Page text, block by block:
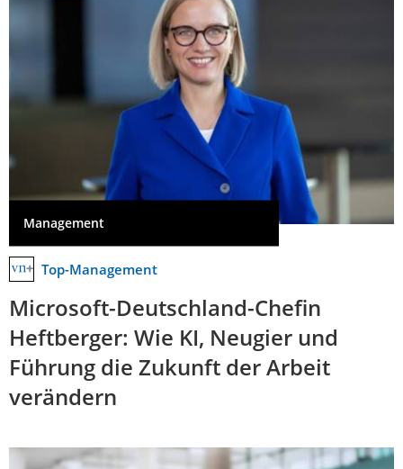
Management
Top-Management
Microsoft-Deutschland-Chefin
Heftberger: Wie KI, Neugier und
Führung die Zukunft der Arbeit
verändern